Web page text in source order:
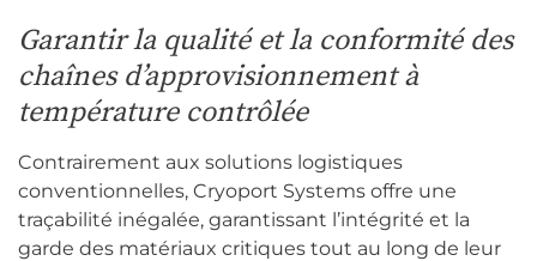
Garantir la qualité et la conformité des
chaînes d’approvisionnement à
température contrôlée
Contrairement aux solutions logistiques
conventionnelles, Cryoport Systems offre une
traçabilité inégalée, garantissant l’intégrité et la
garde des matériaux critiques tout au long de leur